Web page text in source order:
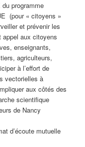
programme
(pour « citoyens »
et prévenir les
appel aux citoyens
enseignants,
agriculteurs,
à l’effort de
vectorielles à
aux côtés des
scientifique
de Nancy
d’écoute mutuelle